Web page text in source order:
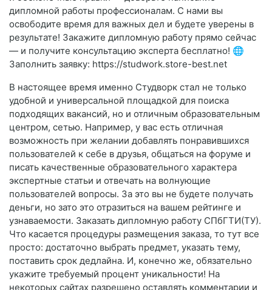
дипломной работы профессионалам. С нами вы
освободите время для важных дел и будете уверены в
результате! Закажите дипломную работу прямо сейчас
— и получите консультацию эксперта бесплатно! 🌐
Заполнить заявку: https://studwork.store-best.net
В настоящее время именно Студворк стал не только
удобной и универсальной площадкой для поиска
подходящих вакансий, но и отличным образовательным
центром, сетью. Например, у вас есть отличная
возможность при желании добавлять понравившихся
пользователей к себе в друзья, общаться на форуме и
писать качественные образовательного характера
экспертные статьи и отвечать на волнующие
пользователей вопросы. За это вы не будете получать
деньги, но зато это отразиться на вашем рейтинге и
узнаваемости. Заказать дипломную работу СПбГТИ(ТУ).
Что касается процедуры размещения заказа, то тут все
просто: достаточно выбрать предмет, указать тему,
поставить срок дедлайна. И, конечно же, обязательно
укажите требуемый процент уникальности! На
некоторых сайтах разрешено оставлять комментарии и